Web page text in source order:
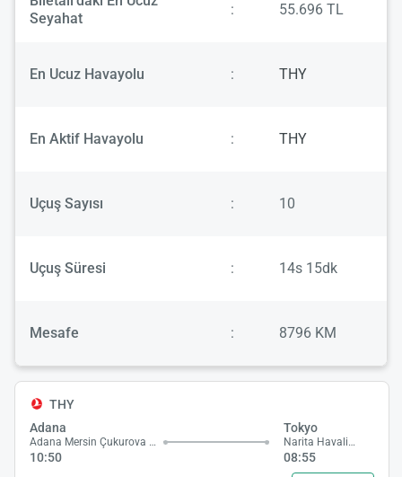
Seyahat
: 55.696 TL
En Ucuz Havayolu : THY
En Aktif Havayolu : THY
Uçuş Sayısı : 10
Uçuş Süresi : 14s 15dk
Mesafe : 8796 KM
THY
Adana
Adana Mersin Çukurova Havalimanı
10:50
Tokyo
Narita Havalimanı
08:55